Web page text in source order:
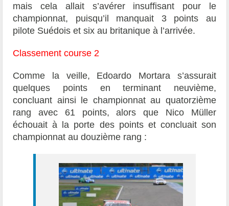
mais cela allait s’avérer insuffisant pour le
championnat, puisqu’il manquait 3 points au
pilote Suédois et six au britanique à l’arrivée.
Classement course 2
Comme la veille, Edoardo Mortara s’assurait
quelques points en terminant neuvième,
concluant ainsi le championnat au quatorzième
rang avec 61 points, alors que Nico Müller
échouait à la porte des points et concluait son
championnat au douzième rang :